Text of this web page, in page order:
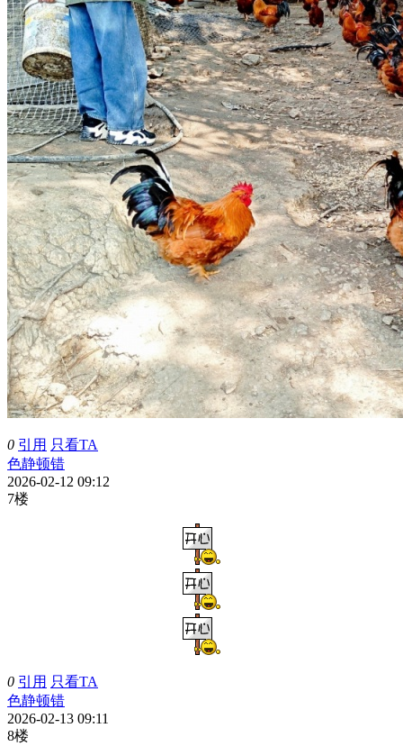
0 引用 只看TA
色静顿错
2026-02-12 09:12
7楼
0 引用 只看TA
色静顿错
2026-02-13 09:11
8楼